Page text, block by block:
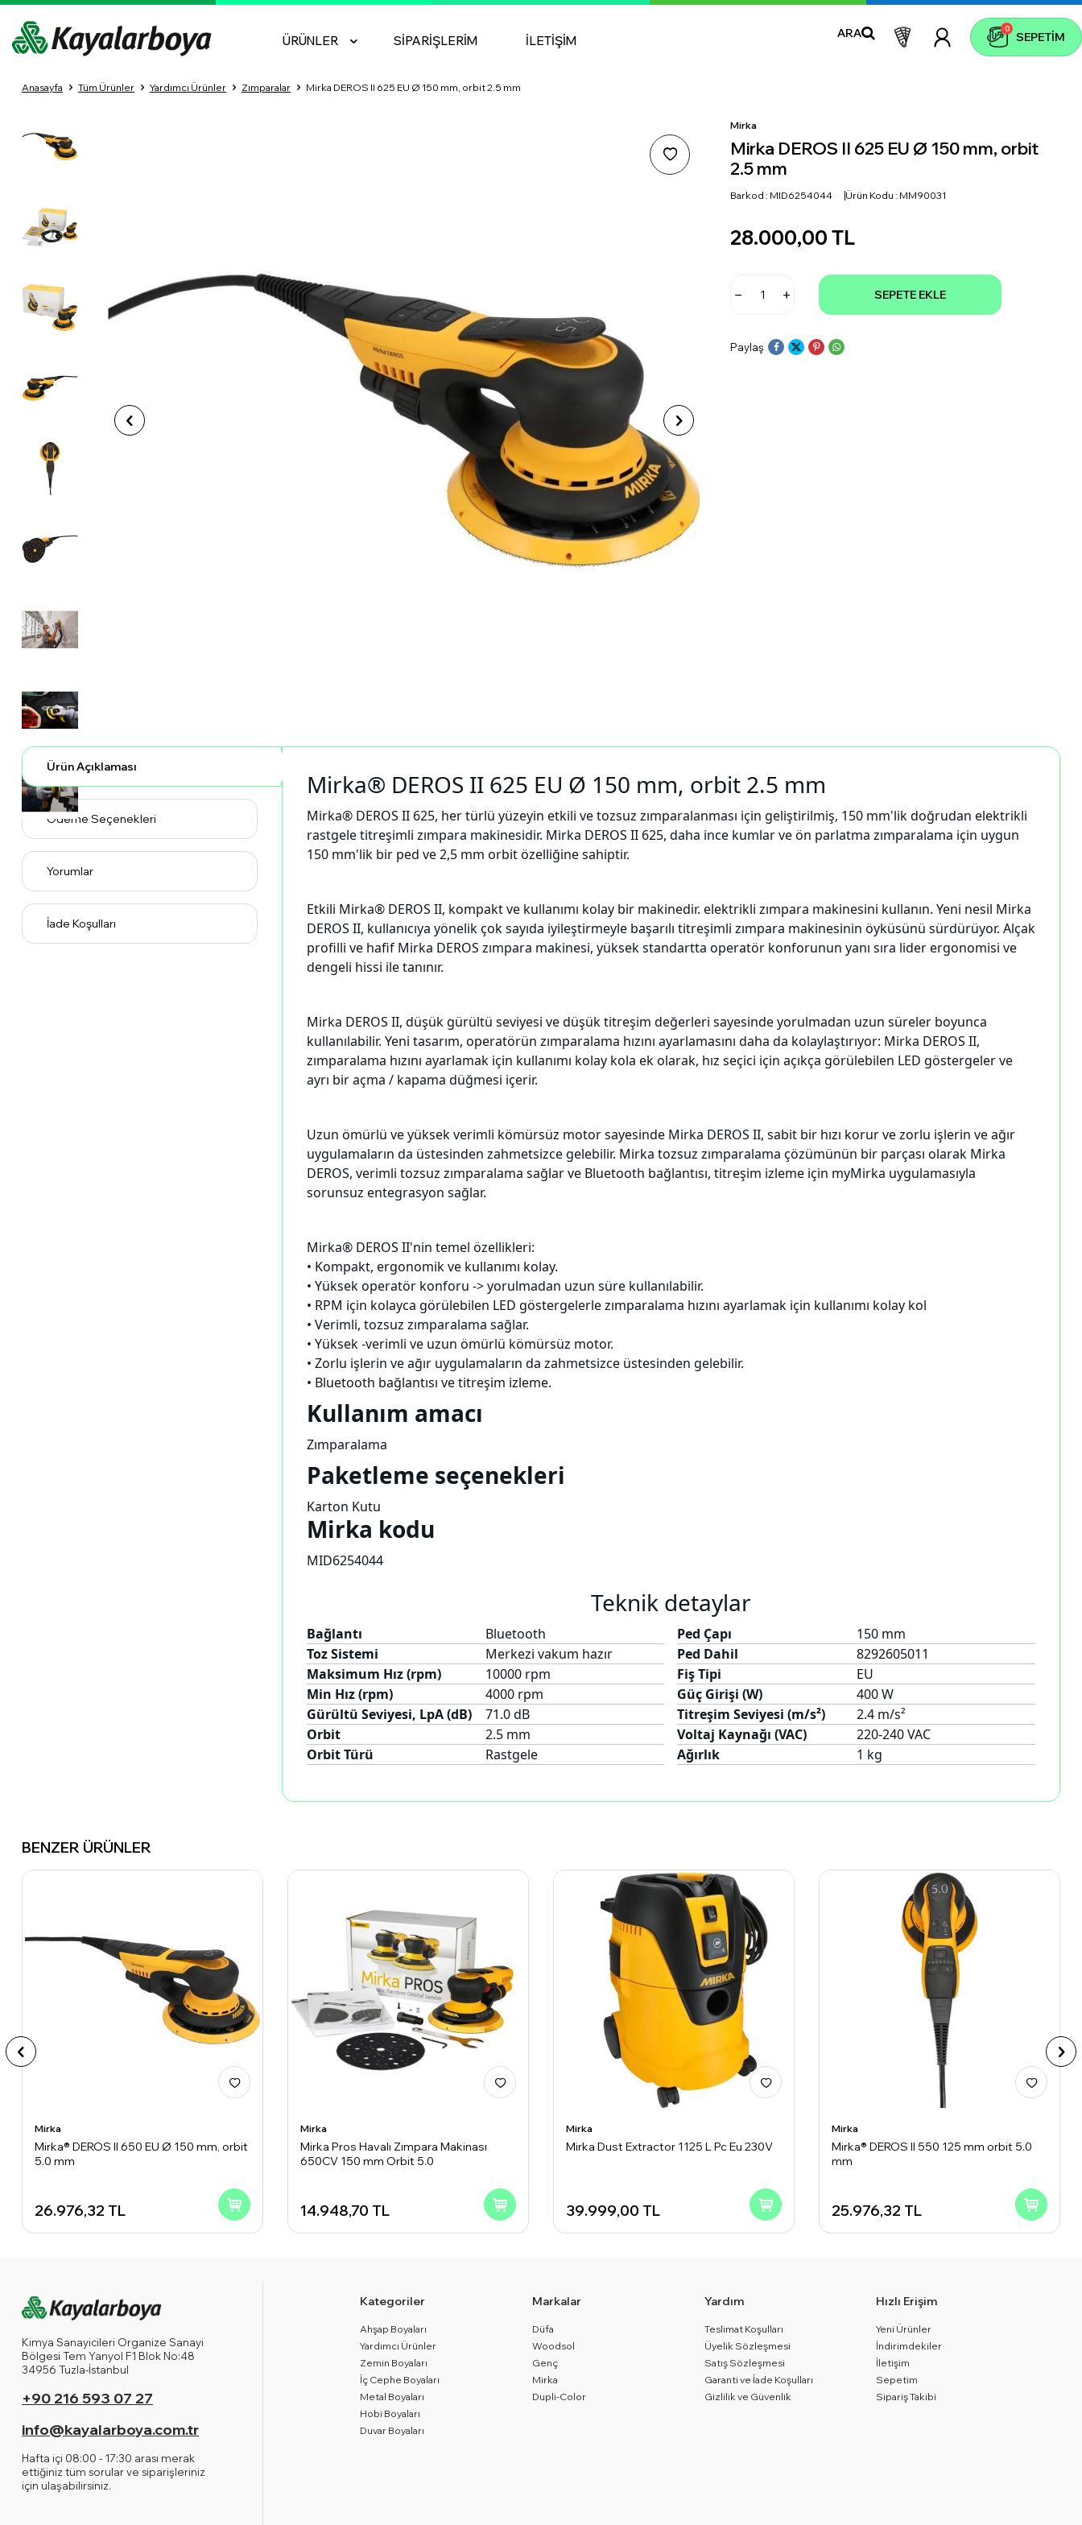
ÜRÜNLER SIPARIŞLERIM İLETIŞIM
ARA SEPETIM
0
Anasayfa Tüm Ürünler Yardımcı Ürünler Zımparalar Mirka DEROS II 625 EU Ø 150 mm, orbit 2.5 mm
Mirka
Mirka DEROS II 625 EU Ø 150 mm, orbit
2.5 mm
Barkod : MID6254044 Ürün Kodu : MM90031
28.000,00 TL
SEPETE EKLE
Paylaş
Ürün Açıklaması
Ödeme Seçenekleri
Yorumlar
İade Koşulları
Mirka® DEROS II 625 EU Ø 150 mm, orbit 2.5 mm
Mirka® DEROS II 625, her türlü yüzeyin etkili ve tozsuz zımparalanması için geliştirilmiş, 150 mm'lik doğrudan elektrikli
rastgele titreşimli zımpara makinesidir. Mirka DEROS II 625, daha ince kumlar ve ön parlatma zımparalama için uygun
150 mm'lik bir ped ve 2,5 mm orbit özelliğine sahiptir.
Etkili Mirka® DEROS II, kompakt ve kullanımı kolay bir makinedir. elektrikli zımpara makinesini kullanın. Yeni nesil Mirka
DEROS II, kullanıcıya yönelik çok sayıda iyileştirmeyle başarılı titreşimli zımpara makinesinin öyküsünü sürdürüyor. Alçak
profilli ve hafif Mirka DEROS zımpara makinesi, yüksek standartta operatör konforunun yanı sıra lider ergonomisi ve
dengeli hissi ile tanınır.
Mirka DEROS II, düşük gürültü seviyesi ve düşük titreşim değerleri sayesinde yorulmadan uzun süreler boyunca
kullanılabilir. Yeni tasarım, operatörün zımparalama hızını ayarlamasını daha da kolaylaştırıyor: Mirka DEROS II,
zımparalama hızını ayarlamak için kullanımı kolay kola ek olarak, hız seçici için açıkça görülebilen LED göstergeler ve
ayrı bir açma / kapama düğmesi içerir.
Uzun ömürlü ve yüksek verimli kömürsüz motor sayesinde Mirka DEROS II, sabit bir hızı korur ve zorlu işlerin ve ağır
uygulamaların da üstesinden zahmetsizce gelebilir. Mirka tozsuz zımparalama çözümünün bir parçası olarak Mirka
DEROS, verimli tozsuz zımparalama sağlar ve Bluetooth bağlantısı, titreşim izleme için myMirka uygulamasıyla
sorunsuz entegrasyon sağlar.
Mirka® DEROS II'nin temel özellikleri:
• Kompakt, ergonomik ve kullanımı kolay.
• Yüksek operatör konforu -> yorulmadan uzun süre kullanılabilir.
• RPM için kolayca görülebilen LED göstergelerle zımparalama hızını ayarlamak için kullanımı kolay kol
• Verimli, tozsuz zımparalama sağlar.
• Yüksek -verimli ve uzun ömürlü kömürsüz motor.
• Zorlu işlerin ve ağır uygulamaların da zahmetsizce üstesinden gelebilir.
• Bluetooth bağlantısı ve titreşim izleme.
Kullanım amacı
Zımparalama
Paketleme seçenekleri
Karton Kutu
Mirka kodu
MID6254044
Teknik detaylar
Bağlantı
Bluetooth
Toz Sistemi
Merkezi vakum hazır
Maksimum Hız (rpm)
10000 rpm
Min Hız (rpm)
4000 rpm
Gürültü Seviyesi, LpA (dB)
71.0 dB
Orbit
2.5 mm
Orbit Türü
Rastgele
Ped Çapı
150 mm
Ped Dahil
8292605011
Fiş Tipi
EU
Güç Girişi (W)
400 W
Titreşim Seviyesi (m/s²)
2.4 m/s²
Voltaj Kaynağı (VAC)
220-240 VAC
Ağırlık
1 kg
BENZER ÜRÜNLER
Mirka
Mirka® DEROS II 650 EU Ø 150 mm, orbit
5.0 mm
26.976,32 TL
Mirka
Mirka Pros Havalı Zımpara Makinası
650CV 150 mm Orbit 5.0
14.948,70 TL
Mirka
Mirka Dust Extractor 1125 L Pc Eu 230V
39.999,00 TL
Mirka
Mirka® DEROS II 550 125 mm orbit 5.0
mm
25.976,32 TL
Kimya Sanayicileri Organize Sanayi
Bölgesi Tem Yanyol F1 Blok No:48
34956 Tuzla-İstanbul
+90 216 593 07 27
info@kayalarboya.com.tr
Hafta içi 08:00 - 17:30 arası merak
ettiğiniz tüm sorular ve siparişleriniz
için ulaşabilirsiniz.
Kategoriler
Ahşap Boyaları
Yardımcı Ürünler
Zemin Boyaları
İç Cephe Boyaları
Metal Boyaları
Hobi Boyaları
Duvar Boyaları
Markalar
Düfa
Woodsol
Genç
Mirka
Dupli-Color
Yardım
Teslimat Koşulları
Üyelik Sözleşmesi
Satış Sözleşmesi
Garanti ve İade Koşulları
Gizlilik ve Güvenlik
Hızlı Erişim
Yeni Ürünler
İndirimdekiler
İletişim
Sepetim
Sipariş Takibi